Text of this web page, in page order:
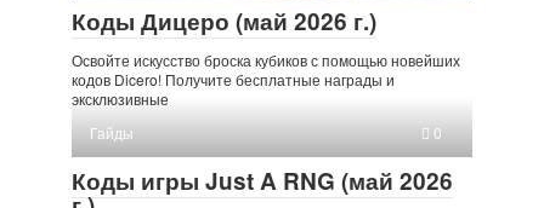
Коды Дицеро (май 2026 г.)
Освойте искусство броска кубиков с помощью новейших
кодов Dicero! Получите бесплатные награды и
эксклюзивные
Гайды
0
Коды игры Just A RNG (май 2026